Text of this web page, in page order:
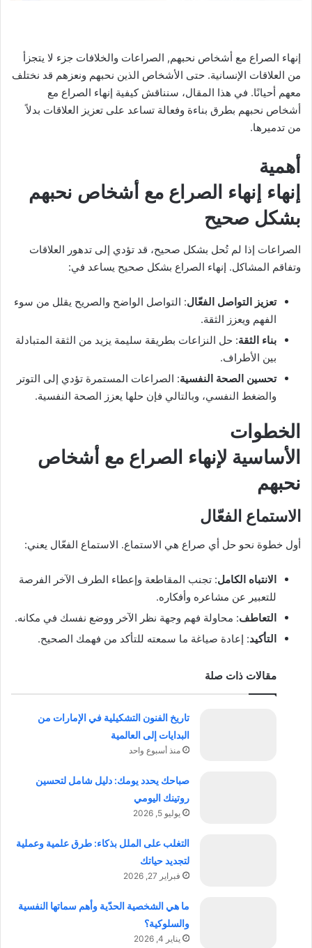
إنهاء الصراع مع أشخاص نحبهم, الصراعات والخلافات جزء لا يتجزأ
من العلاقات الإنسانية. حتى الأشخاص الذين نحبهم ونعزهم قد نختلف
معهم أحيانًا. في هذا المقال، سنناقش كيفية إنهاء الصراع مع
أشخاص نحبهم بطرق بناءة وفعالة تساعد على تعزيز العلاقات بدلاً
من تدميرها.
أهمية
إنهاء إنهاء الصراع مع أشخاص نحبهم
بشكل صحيح
الصراعات إذا لم تُحل بشكل صحيح، قد تؤدي إلى تدهور العلاقات
وتفاقم المشاكل. إنهاء الصراع بشكل صحيح يساعد في:
تعزيز التواصل الفعّال: التواصل الواضح والصريح يقلل من سوء
الفهم ويعزز الثقة.
بناء الثقة: حل النزاعات بطريقة سليمة يزيد من الثقة المتبادلة
بين الأطراف.
تحسين الصحة النفسية: الصراعات المستمرة تؤدي إلى التوتر
والضغط النفسي، وبالتالي فإن حلها يعزز الصحة النفسية.
الخطوات
الأساسية لإنهاء الصراع مع أشخاص
نحبهم
الاستماع الفعّال
أول خطوة نحو حل أي صراع هي الاستماع. الاستماع الفعّال يعني:
الانتباه الكامل: تجنب المقاطعة وإعطاء الطرف الآخر الفرصة
للتعبير عن مشاعره وأفكاره.
التعاطف: محاولة فهم وجهة نظر الآخر ووضع نفسك في مكانه.
التأكيد: إعادة صياغة ما سمعته للتأكد من فهمك الصحيح.
مقالات ذات صلة
تاريخ الفنون التشكيلية في الإمارات من
البدايات إلى العالمية
منذ أسبوع واحد
صباحك يحدد يومك: دليل شامل لتحسين
روتينك اليومي
يوليو 5, 2026
التغلب على الملل بذكاء: طرق علمية وعملية
لتجديد حياتك
فبراير 27, 2026
ما هي الشخصية الحدّية وأهم سماتها النفسية
والسلوكية؟
يناير 4, 2026